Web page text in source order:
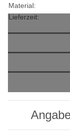
Material:
Lieferzeit: